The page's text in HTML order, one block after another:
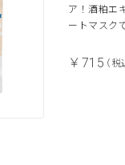
ア！酒粕エ
ートマスク
￥715（税